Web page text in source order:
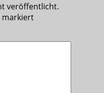
veröffentlicht.
markiert